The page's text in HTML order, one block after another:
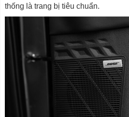
thống là trang bị tiêu chuẩn.